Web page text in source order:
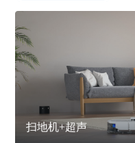
水下机器人超声场景
养生壶+超声运用
冷凝器防除垢
新能源材料制备
冰箱+超声应用